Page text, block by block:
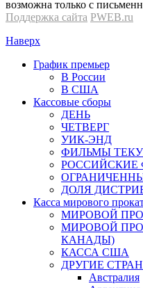
возможна только с
Поддержка сайта PWEB.ru
Наверх
График премьер
В России
В США
Кассовые сборы
ДЕНЬ
ЧЕТВЕРГ
УИК-ЭНД
ФИЛЬМЫ
РОССИЙСКИЕ
ДОЛЯ
Касса мирового
МИРОВОЙ
МИРОВОЙ
КАНАДЫ)
КАССА США
ДРУГИЕ
Австралия